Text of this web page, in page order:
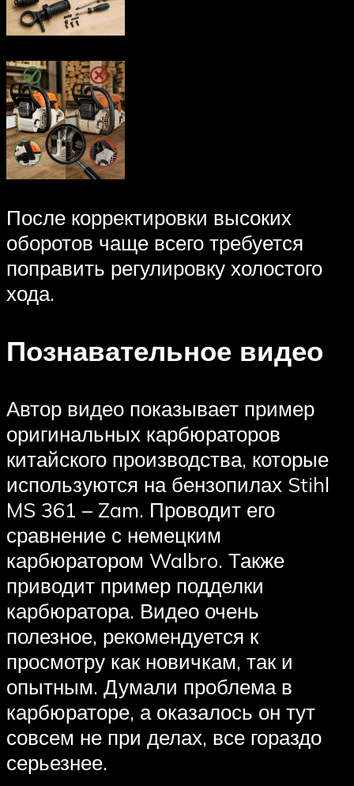
После корректировки высоких
оборотов чаще всего требуется
поправить регулировку холостого
хода.
Познавательное видео
Автор видео показывает пример
оригинальных карбюраторов
китайского производства, которые
используются на бензопилах Stihl
MS 361 – Zam. Проводит его
сравнение с немецким
карбюратором Walbro. Также
приводит пример подделки
карбюратора. Видео очень
полезное, рекомендуется к
просмотру как новичкам, так и
опытным. Думали проблема в
карбюраторе, а оказалось он тут
совсем не при делах, все гораздо
серьезнее.